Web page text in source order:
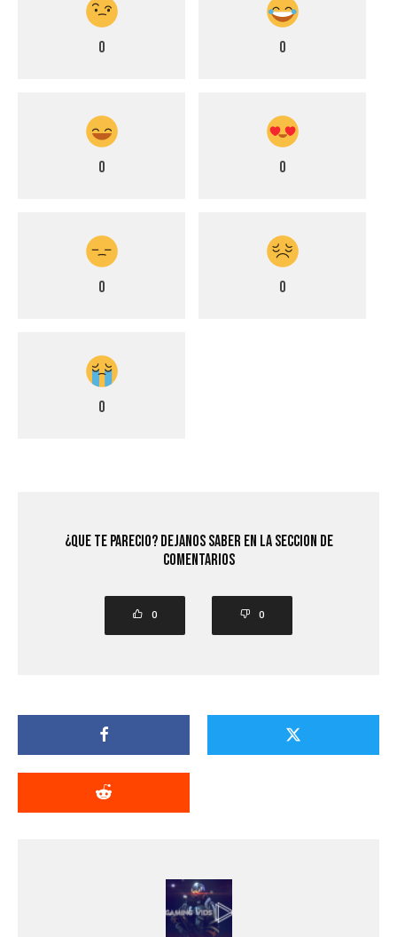
0 0
0 0
0 0
0
¿Que Te Parecio? Dejanos saber en la seccion de
comentarios
0 0